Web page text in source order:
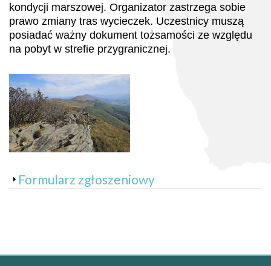
kondycji marszowej. Organizator zastrzega sobie
prawo zmiany tras wycieczek. Uczestnicy muszą
posiadać ważny dokument tożsamości ze względu
na pobyt w strefie przygranicznej.
Pokaż
Formularz zgłoszeniowy